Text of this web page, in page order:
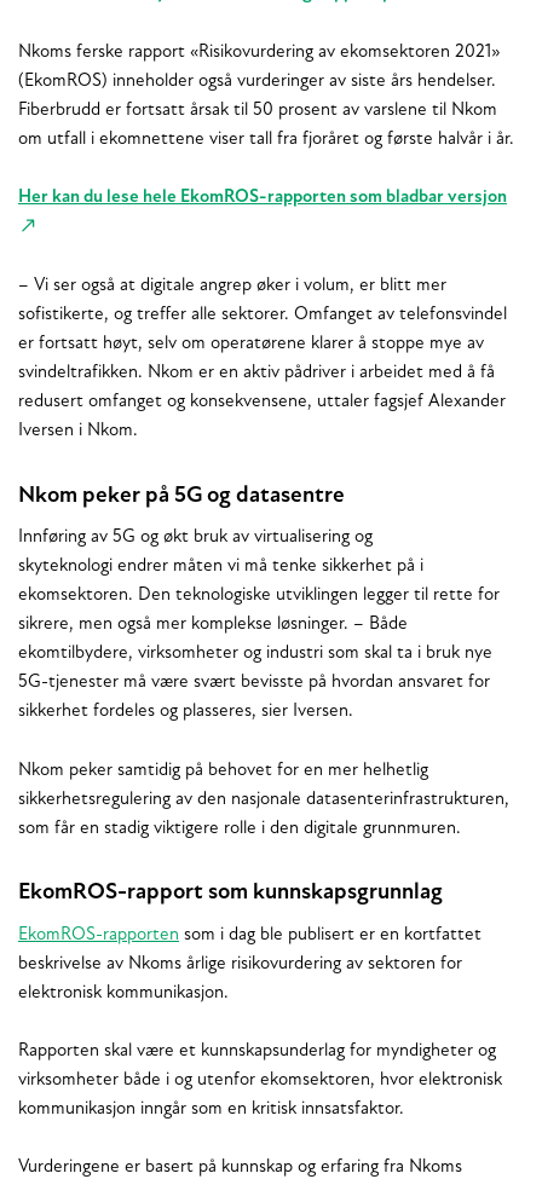
Nkoms ferske rapport «Risikovurdering av ekomsektoren 2021»
(EkomROS) inneholder også vurderinger av siste års hendelser.
Fiberbrudd er fortsatt årsak til 50 prosent av varslene til Nkom
om utfall i ekomnettene viser tall fra fjoråret og første halvår i år.
Her kan du lese hele EkomROS-rapporten som bladbar versjon
– Vi ser også at digitale angrep øker i volum, er blitt mer
sofistikerte, og treffer alle sektorer. Omfanget av telefonsvindel
er fortsatt høyt, selv om operatørene klarer å stoppe mye av
svindeltrafikken. Nkom er en aktiv pådriver i arbeidet med å få
redusert omfanget og konsekvensene, uttaler fagsjef Alexander
Iversen i Nkom.
Nkom peker på 5G og datasentre
Innføring av 5G og økt bruk av virtualisering og
skyteknologi endrer måten vi må tenke sikkerhet på i
ekomsektoren. Den teknologiske utviklingen legger til rette for
sikrere, men også mer komplekse løsninger. – Både
ekomtilbydere, virksomheter og industri som skal ta i bruk nye
5G-tjenester må være svært bevisste på hvordan ansvaret for
sikkerhet fordeles og plasseres, sier Iversen.
Nkom peker samtidig på behovet for en mer helhetlig
sikkerhetsregulering av den nasjonale datasenterinfrastrukturen,
som får en stadig viktigere rolle i den digitale grunnmuren.
EkomROS-rapport som kunnskapsgrunnlag
EkomROS-rapporten som i dag ble publisert er en kortfattet
beskrivelse av Nkoms årlige risikovurdering av sektoren for
elektronisk kommunikasjon.
Rapporten skal være et kunnskapsunderlag for myndigheter og
virksomheter både i og utenfor ekomsektoren, hvor elektronisk
kommunikasjon inngår som en kritisk innsatsfaktor.
Vurderingene er basert på kunnskap og erfaring fra Nkoms